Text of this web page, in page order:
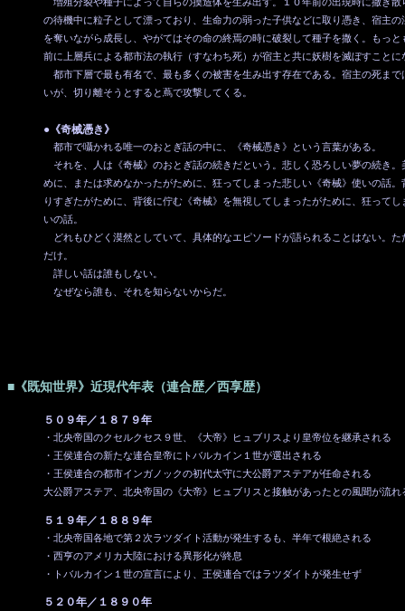
増殖分裂や種子によって自らの摸造体を生み出す。１０年前の出現時に撒き散
の待機中に粒子として漂っており、生命力の弱った子供などに取り憑き、宿主
を奪いながら成長し、やがてはその命の終焉の時に破裂して種子を撒く。もっ
前に上層兵による都市法の執行（すなわち死）が宿主と共に妖樹を滅ぼすことに
都市下層で最も有名で、最も多くの被害を生み出す存在である。宿主の死まで
いが、切り離そうとすると蔦で攻撃してくる。
●《奇械憑き》
都市で囁かれる唯一のおとぎ話の中に、《奇械憑き》という言葉がある。
それを、人は《奇械》のおとぎ話の続きだという。悲しく恐ろしい夢の続き。
めに、または求めなかったがために、狂ってしまった悲しい《奇械》使いの話
りすぎたがために、背後に佇む《奇械》を無視してしまったがために、狂って
いの話。
どれもひどく漠然としていて、具体的なエピソードが語られることはない。た
だけ。
詳しい話は誰もしない。
なぜなら誰も、それを知らないからだ。
■《既知世界》近現代年表（連合歴／西享歴）
５０９年／１８７９年
・北央帝国のクセルクセス９世、《大帝》ヒュブリスより皇帝位を継承される
・王侯連合の新たな連合皇帝にトバルカイン１世が選出される
・王侯連合の都市インガノックの初代太守に大公爵アステアが任命される
大公爵アステア、北央帝国の《大帝》ヒュブリスと接触があったとの風聞が流れ
５１９年／１８８９年
・北央帝国各地で第２次ラツダイト活動が発生するも、半年で根絶される
・西亨のアメリカ大陸における異形化が終息
・トバルカイン１世の宣言により、王侯連合ではラツダイトが発生せず
５２０年／１８９０年